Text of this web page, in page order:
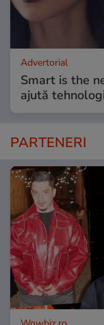
Advertorial
Smart is the
ajută
PARTENERI